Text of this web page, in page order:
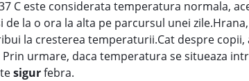
C este considerata temperatura normala,
de la o ora la alta pe parcursul unei
la cresterea temperaturii.Cat despre
urmare, daca temperatura se situeaza
sigurfebra.